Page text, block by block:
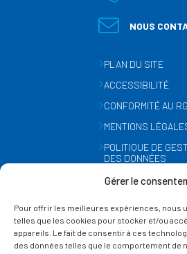
Gérer le
Pour offrir les meilleures expériences, nous
telles que les cookies pour stocker et/ou
appareils. Le fait de consentir à ces
des données telles que le comportement de
NOUS
PLAN DU SITE
ACCESSIBILITÉ
CONFORMITÉ AU
MENTIONS
POLITIQUE DE
DES DONNÉES
GESTION DES